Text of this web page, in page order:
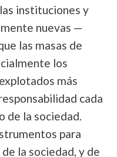
instituciones y
nuevas —
las masas de
los
más
cada
de la sociedad.
para
la sociedad, y de